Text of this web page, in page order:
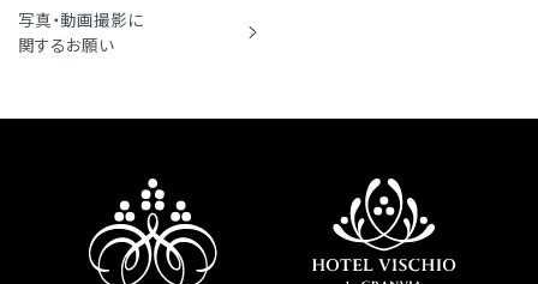
写真・動画撮影に
関するお願い